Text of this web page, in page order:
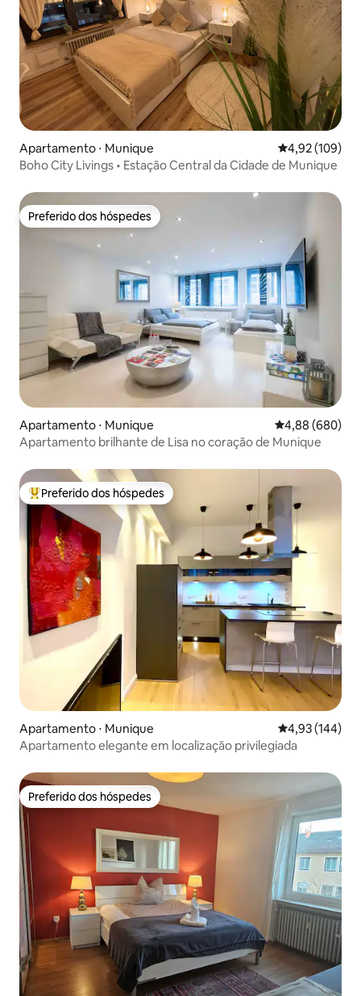
Apartamento ⋅ Munique 4,92 de uma
4,92 (109)
Boho City Livings • Estação Central da Cidade de Munique
Preferido dos hóspedes
Preferido dos hóspedes
Apartamento ⋅ Munique 4,88 de uma
4,88 (680)
Apartamento brilhante de Lisa no coração de Munique
Entre os melhores preferidos dos hóspedes
Preferido dos hóspedes
Apartamento ⋅ Munique 4,93 de uma
4,93 (144)
Apartamento elegante em localização privilegiada
Preferido dos hóspedes
Preferido dos hóspedes